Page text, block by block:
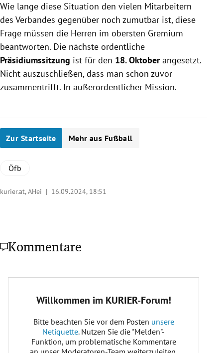
Wie lange diese Situation den vielen Mitarbeitern
des Verbandes gegenüber noch zumutbar ist, diese
Frage müssen die Herren im obersten Gremium
beantworten. Die nächste ordentliche
Präsidiumssitzung ist für den 18. Oktoberangesetzt.
Nicht auszuschließen, dass man schon zuvor
zusammentrifft. In außerordentlicher Mission.
Zur Startseite Mehr aus Fußball
Öfb
kurier.at, AHei | 16.09.2024, 18:51
Kommentare